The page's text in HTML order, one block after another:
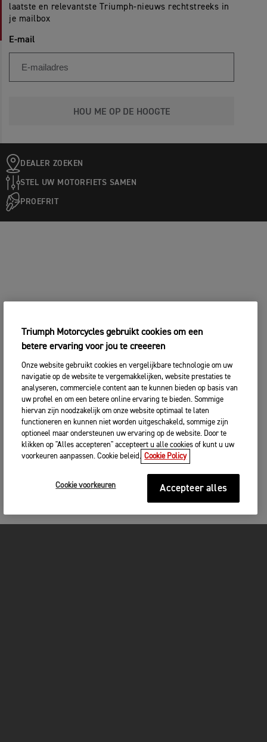
laatste en relevantste Triumph-nieuws rechtstreeks in
je mailbox
E-mail
HOU ME OP DE HOOGTE
DEALER ZOEKEN
STEL UW MOTORFIETS SAMEN
PROEFRIT
Triumph Motorcycles gebruikt cookies om een
betere ervaring voor jou te creeeren
Onze website gebruikt cookies en vergelijkbare technologie om uw
navigatie op de website te vergemakkelijken, website prestaties te
analyseren, commerciele content aan te kunnen bieden op basis van
uw profiel en om een betere online ervaring te bieden. Sommige
hiervan zijn noodzakelijk om onze website optimaal te laten
functioneren en kunnen niet worden uitgeschakeld, sommige zijn
optioneel maar ondersteunen uw ervaring op de website. Door te
klikken op "Alles accepteren" accepteert u alle cookies of kunt u uw
voorkeuren aanpassen. Cookie beleid. Cookie Policy
Cookie voorkeuren Accepteer alles